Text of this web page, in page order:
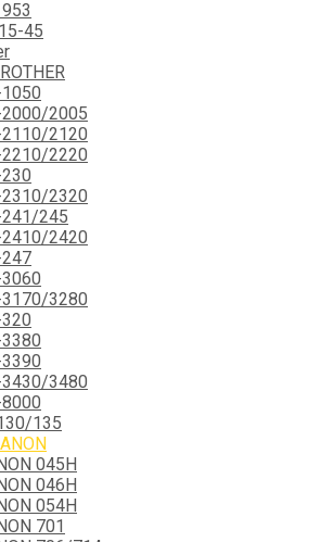
45
2005
2120
2220
2320
245
2420
3280
3480
135
045H
046H
054H
701